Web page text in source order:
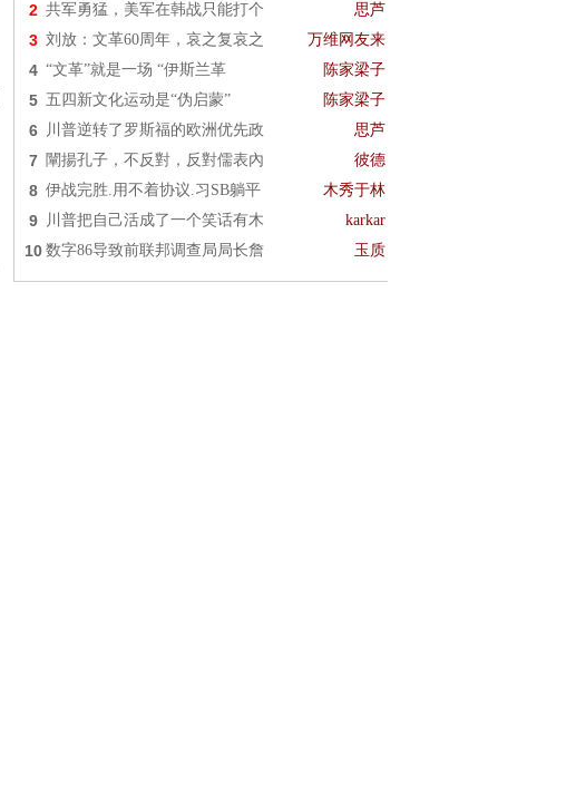
2 共军勇猛，美军在韩战只能打个 思芦
3 刘放：文革60周年，哀之复哀之 万维网友来
4 “文革”就是一场 “伊斯兰革 陈家梁子
5 五四新文化运动是“伪启蒙” 陈家梁子
6 川普逆转了罗斯福的欧洲优先政 思芦
7 闡揚孔子，不反對，反對儒表內 彼德
8 伊战完胜.用不着协议.习SB躺平 木秀于林
9 川普把自己活成了一个笑话有木 karkar
10 数字86导致前联邦调查局局长詹 玉质